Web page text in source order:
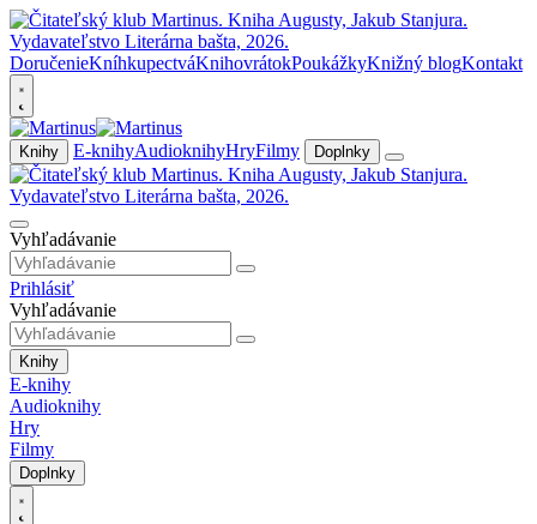
DoručenieKníhkupectváKnihovrátokPoukážkyKnižný blogKontakt
Knihy E-knihyAudioknihyHryFilmy Doplnky
Vyhľadávanie
Prihlásiť
Vyhľadávanie
Knihy
E-knihy
Audioknihy
Hry
Filmy
Doplnky